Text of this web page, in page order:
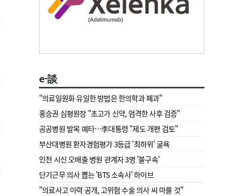
e-談
"의료일원화 유일한 방법은 한의학과 폐과"
홍승권 심평원장 " 초고가 신약, 엄격한 사후 검증"
공공병원 발목 예타…李대통령 "제도 개편 검토"
부산대병원 환자경험평가 3등급 '최하위' 굴욕
인천 시신 오배출 병원 관계자 3명 '불구속'
단기근무 의사 뽑는 'BTS 소속사' 하이브
"의료사고 이력 공개, 고위험 수술 의사 씨 마를 것"